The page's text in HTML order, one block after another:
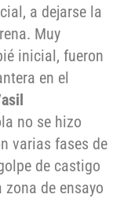
a dejarse la
Muy
inicial, fueron
en el
no se hizo
varias fases de
de castigo
de ensayo